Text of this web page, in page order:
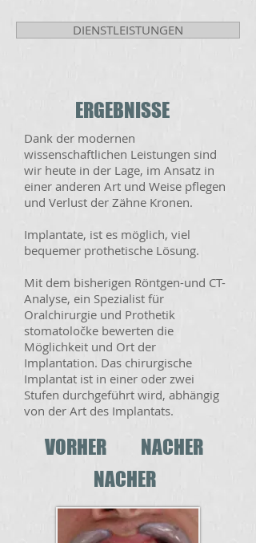
DIENSTLEISTUNGEN
ERGEBNISSE
Dank der modernen
wissenschaftlichen Leistungen sind
wir heute in der Lage, im Ansatz in
einer anderen Art und Weise pflegen
und Verlust der Zähne Kronen.
Implantate, ist es möglich, viel
bequemer prothetische Lösung.
Mit dem bisherigen Röntgen-und CT-
Analyse, ein Spezialist für
Oralchirurgie und Prothetik
stomatoločke bewerten die
Möglichkeit und Ort der
Implantation. Das chirurgische
Implantat ist in einer oder zwei
Stufen durchgeführt wird, abhängig
von der Art des Implantats.
VORHER
NACHER
NACHER